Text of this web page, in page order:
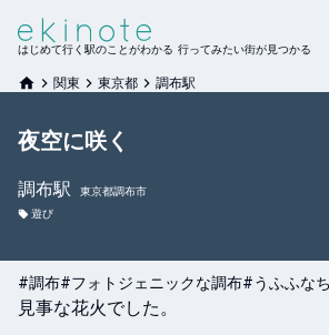
はじめて行く駅のことがわかる 行ってみたい街が見つかる
関東 東京都 調布駅
夜空に咲く
調布駅
東京都調布市
遊び
#調布#フォトジェニックな調布#うふふな
見事な花火でした。